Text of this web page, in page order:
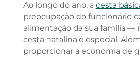
Ao longo do ano, a cesta
preocupação do funcionário
alimentação da sua família —
cesta natalina é especial.
proporcionar a economia de